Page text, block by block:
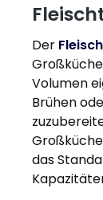
Der
Volumen
Brühen
das